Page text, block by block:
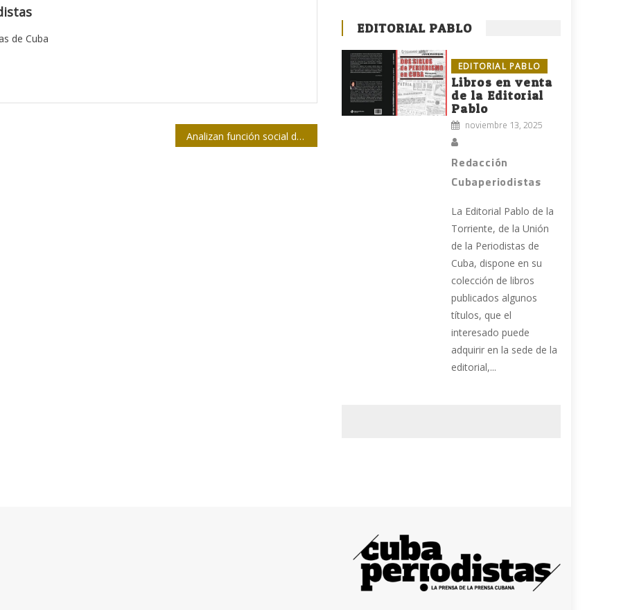
de Cuba
Analizan función social del periodismo en Chile
EDITORIAL PABLO
EDITORIAL PABLO
Libros en venta
de la Editorial
Pablo
noviembre 13, 2025
Redacción
Cubaperiodistas
La Editorial Pablo de la
Torriente, de la Unión
de la Periodistas de
Cuba, dispone en su
colección de libros
publicados algunos
títulos, que el
interesado puede
adquirir en la sede de la
editorial,...